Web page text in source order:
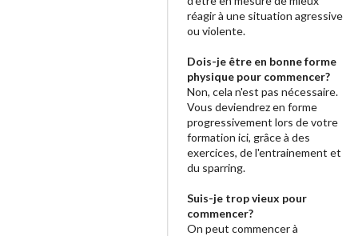
réagir à une situation agressive
ou violente.
Dois-je être en bonne forme
physique pour commencer?
Non, cela n'est pas nécessaire.
Vous deviendrez en forme
progressivement lors de votre
formation ici, grâce à des
exercices, de l'entrainement et
du sparring.
Suis-je trop vieux pour
commencer?
On peut commencer à